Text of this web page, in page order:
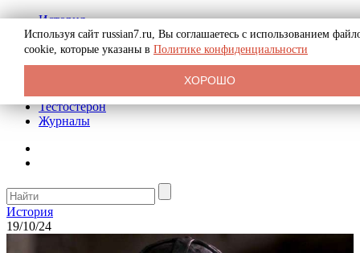
История
Биография
Криминал
Реклама на сайте
Тестостерон
Журналы
История
19/10/24
Используя сайт russian7.ru, Вы соглашаетесь с использованием
cookie, которые указаны в Политике конфиденциальности
ХОРОШО